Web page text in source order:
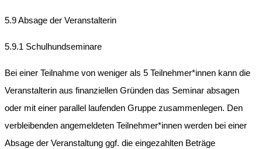
5.9 Absage der Veranstalterin
5.9.1 Schulhundseminare
Bei einer Teilnahme von weniger als 5 Teilnehmer*innen kann die
Veranstalterin aus finanziellen Gründen das Seminar absagen
oder mit einer parallel laufenden Gruppe zusammenlegen. Den
verbleibenden angemeldeten Teilnehmer*innen werden bei einer
Absage der Veranstaltung ggf. die eingezahlten Beträge